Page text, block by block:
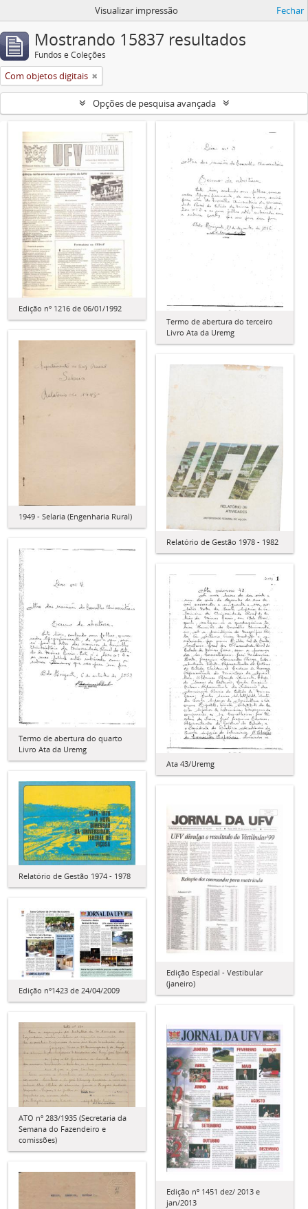
Visualizar impressão Fechar
Mostrando 15837 resultados
Fundos e Coleções
Com objetos digitais
Opções de pesquisa avançada
Edição nº 1216 de 06/01/1992
Termo de abertura do terceiro
Livro Ata da Uremg
1949 - Selaria (Engenharia Rural)
Relatório de Gestão 1978 - 1982
Termo de abertura do quarto
Livro Ata da Uremg
Ata 43/Uremg
Relatório de Gestão 1974 - 1978
Edição Especial - Vestibular
(janeiro)
Edição nº1423 de 24/04/2009
Edição nº 1451 dez/ 2013 e
jan/2013
ATO nº 283/1935 (Secretaria da
Semana do Fazendeiro e
comissões)